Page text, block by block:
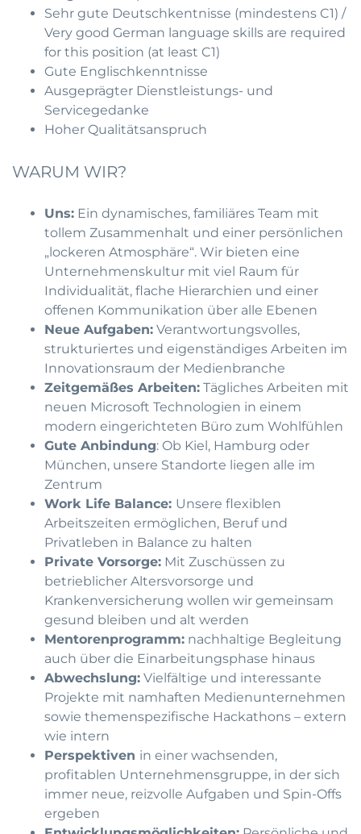
Sehr gute Deutschkentnisse (mindestens C1) /
Very good German language skills are required
for this position (at least C1)
Gute Englischkenntnisse
Ausgeprägter Dienstleistungs- und
Servicegedanke
Hoher Qualitätsanspruch
WARUM WIR?
Uns: Ein dynamisches, familiäres Team mit
tollem Zusammenhalt und einer persönlichen
„lockeren Atmosphäre“. Wir bieten eine
Unternehmenskultur mit viel Raum für
Individualität, flache Hierarchien und einer
offenen Kommunikation über alle Ebenen
Neue Aufgaben: Verantwortungsvolles,
strukturiertes und eigenständiges Arbeiten im
Innovationsraum der Medienbranche
Zeitgemäßes Arbeiten: Tägliches Arbeiten mit
neuen Microsoft Technologien in einem
modern eingerichteten Büro zum Wohlfühlen
Gute Anbindung: Ob Kiel, Hamburg oder
München, unsere Standorte liegen alle im
Zentrum
Work Life Balance: Unsere flexiblen
Arbeitszeiten ermöglichen, Beruf und
Privatleben in Balance zu halten
Private Vorsorge: Mit Zuschüssen zu
betrieblicher Altersvorsorge und
Krankenversicherung wollen wir gemeinsam
gesund bleiben und alt werden
Mentorenprogramm: nachhaltige Begleitung
auch über die Einarbeitungsphase hinaus
Abwechslung: Vielfältige und interessante
Projekte mit namhaften Medienunternehmen
sowie themenspezifische Hackathons – extern
wie intern
Perspektiven in einer wachsenden,
profitablen Unternehmensgruppe, in der sich
immer neue, reizvolle Aufgaben und Spin-Offs
ergeben